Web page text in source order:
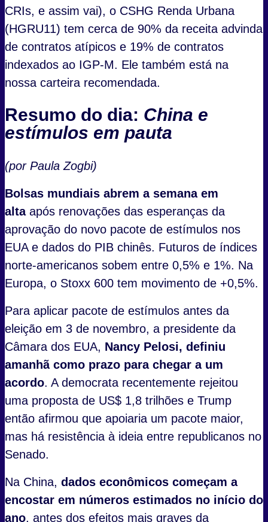
CRIs, e assim vai), o CSHG Renda Urbana
(HGRU11) tem cerca de 90% da receita advinda
de contratos atípicos e 19% de contratos
indexados ao IGP-M. Ele também está na
nossa carteira recomendada.
Resumo do dia: China e
estímulos em pauta
(por Paula Zogbi)
Bolsas mundiais abrem a semana em
altaapós renovações das esperanças da
aprovação do novo pacote de estímulos nos
EUA e dados do PIB chinês. Futuros de índices
norte-americanos sobem entre 0,5% e 1%. Na
Europa, o Stoxx 600 tem movimento de +0,5%.
Para aplicar pacote de estímulos antes da
eleição em 3 de novembro, a presidente da
Câmara dos EUA, Nancy Pelosi, definiu
amanhã como prazo para chegar a um
acordo. A democrata recentemente rejeitou
uma proposta de US$ 1,8 trilhões e Trump
então afirmou que apoiaria um pacote maior,
mas há resistência à ideia entre republicanos no
Senado.
Na China, dados econômicos começam a
encostar em números estimados no início do
ano, antes dos efeitos mais graves da